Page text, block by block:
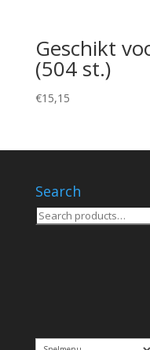
Geschikt
(504 st.)
€15,15
Search
Zoeken